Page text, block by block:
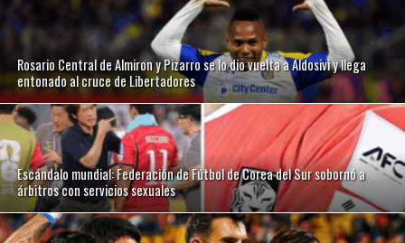
Rosario Central de Almiron y Pizarro se lo dio vuelta a Aldosivi y llega
entonado al cruce de Libertadores
Escándalo mundial: Federación de Fútbol de Corea del Sur sobornó a
árbitros con servicios sexuales